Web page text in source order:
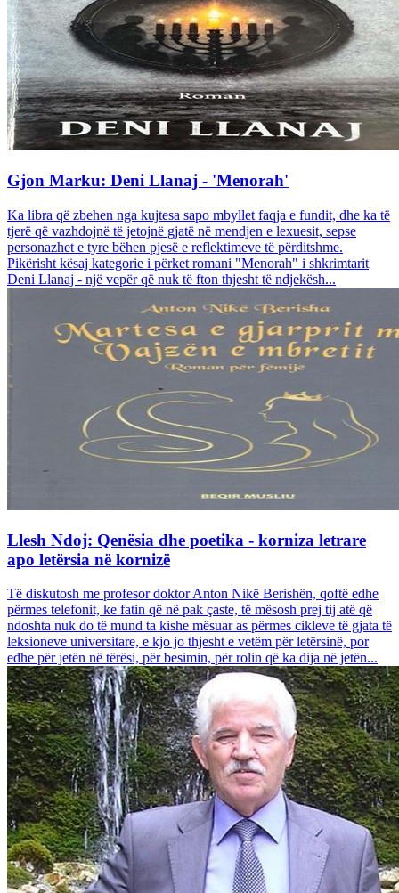
Gjon Marku: Deni Llanaj - 'Menorah'
Ka libra që zbehen nga kujtesa sapo mbyllet faqja e fundit, dhe ka të
tjerë që vazhdojnë të jetojnë gjatë në mendjen e lexuesit, sepse
personazhet e tyre bëhen pjesë e reflektimeve të përditshme.
Pikërisht kësaj kategorie i përket romani "Menorah" i shkrimtarit
Deni Llanaj - një vepër që nuk të fton thjesht të ndjekësh...
Llesh Ndoj: Qenësia dhe poetika - korniza letrare
apo letërsia në kornizë
Të diskutosh me profesor doktor Anton Nikë Berishën, qoftë edhe
përmes telefonit, ke fatin që në pak çaste, të mësosh prej tij atë që
ndoshta nuk do të mund ta kishe mësuar as përmes cikleve të gjata të
leksioneve universitare, e kjo jo thjesht e vetëm për letërsinë, por
edhe për jetën në tërësi, për besimin, për rolin që ka dija në jetën...